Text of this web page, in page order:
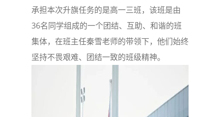
承担本次升旗任务的是高一三班，该班是由
36名同学组成的一个团结、互助、和谐的班
集体，在班主任秦雪老师的带领下，他们始终
坚持不畏艰难、团结一致的班级精神。